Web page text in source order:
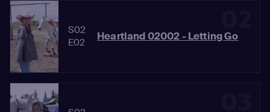
S02
E02
Heartland 02002 - Letting Go